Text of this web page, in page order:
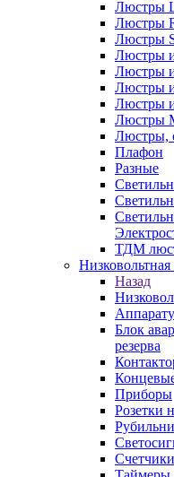
Люстры
Люстры
Люстры
Люстры
Люстры
Люстры
Люстры
Люстры
Люстры,
Плафон
Разные
ТДМ
Низковольтная
Назад
Блок
резерва
Приборы
Розетки
Счетчики